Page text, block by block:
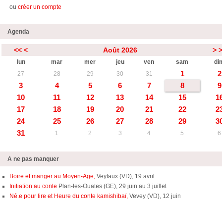
ou créer un compte
Agenda
<< < Août 2026 >
lun mar mer jeu ven sam
27
28 29 30 31 1
2
3
4 5 6 7 8
9
10
11 12 13 14 15
17
18 19 20 21 22
24
25 26 27 28 29
31
1 2 3 4 5 6
A ne pas manquer
Boire et manger au Moyen-Age, Veytaux (VD), 19 avril
Initiation au conte Plan-les-Ouates (GE), 29 juin au 3 juillet
Né.e pour lire et Heure du conte kamishibaï, Vevey (VD), 12 juin